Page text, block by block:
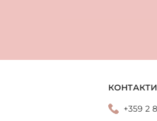
КОНТАКТИ
+359 2